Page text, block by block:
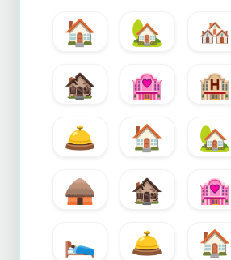
🏠 🏡 🏘️
🏚️
🏩 🏨
🛎️
🏠 🏡
🛖
🏚️ 🏩
🛌
🛎️ 🏠